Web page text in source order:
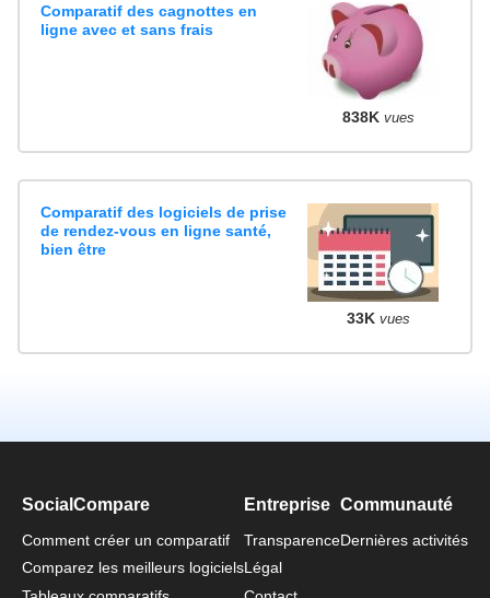
Comparatif des cagnottes en
ligne avec et sans frais
838K vues
Comparatif des logiciels de prise
de rendez-vous en ligne santé,
bien être
33K vues
SocialCompare
Comment créer un comparatif
Comparez les meilleurs logiciels
Entreprise
Transparence
Légal
Communauté
Dernières activités